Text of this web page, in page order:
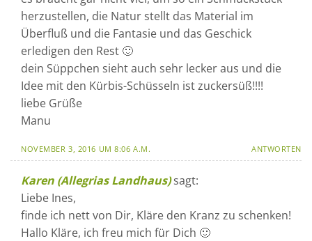
herzustellen, die Natur stellt das Material im
Überfluß und die Fantasie und das Geschick
erledigen den Rest 🙂
dein Süppchen sieht auch sehr lecker aus und die
Idee mit den Kürbis-Schüsseln ist zuckersüß!!!!
liebe Grüße
Manu
NOVEMBER 3, 2016 UM 8:06 A.M. ANTWORTEN
Karen (Allegrias Landhaus) sagt:
Liebe Ines,
finde ich nett von Dir, Kläre den Kranz zu schenken!
Hallo Kläre, ich freu mich für Dich 🙂